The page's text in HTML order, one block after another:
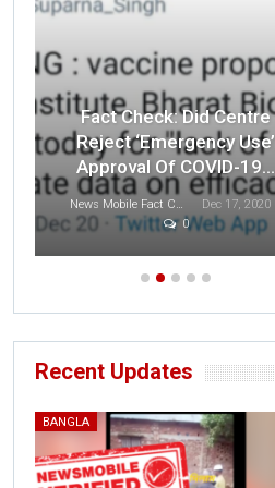
Fact Check: Did Centre
Reject ‘Emergency Use’
Approval Of COVID-19…
News Mobile Fact Check Bureau
Dec 17, 2020
0
Recent Updates
BANGLA